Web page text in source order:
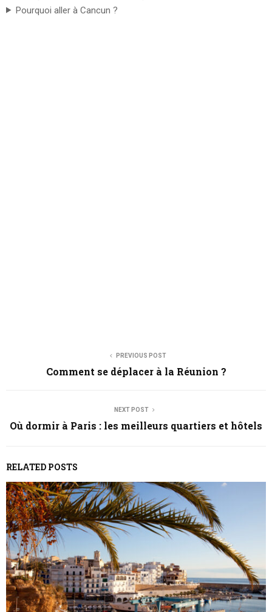
Pourquoi aller à Cancun ?
PREVIOUS POST
Comment se déplacer à la Réunion ?
NEXT POST
Où dormir à Paris : les meilleurs quartiers et hôtels
RELATED POSTS